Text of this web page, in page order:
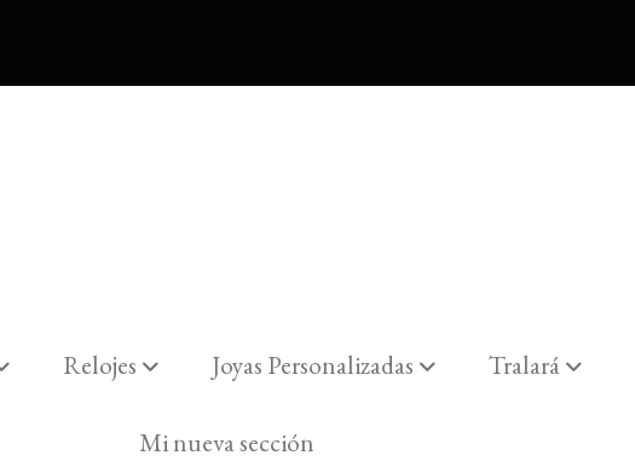
Relojes Joyas Personalizadas Tralará
Mi nueva sección